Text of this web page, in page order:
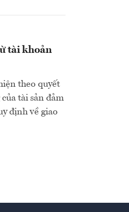
tài khoản
theo quyết
tài sản đảm
định về giao